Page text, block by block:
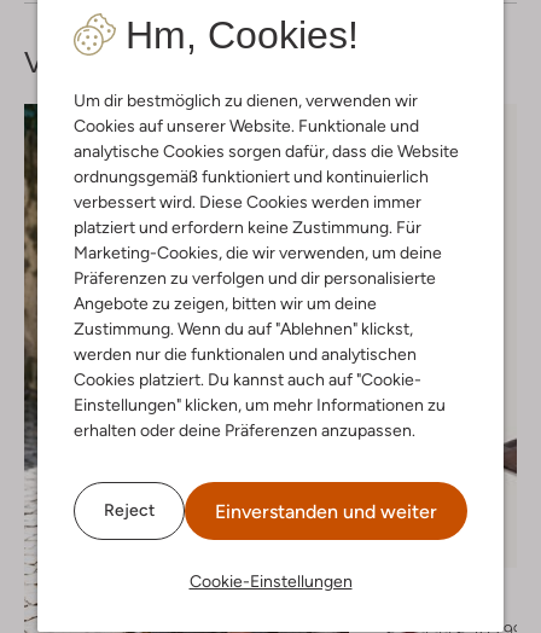
Hm, Cookies!
Um dir bestmöglich zu dienen, verwenden wir
Cookies auf unserer Website. Funktionale und
analytische Cookies sorgen dafür, dass die Website
ordnungsgemäß funktioniert und kontinuierlich
verbessert wird. Diese Cookies werden immer
platziert und erfordern keine Zustimmung. Für
Marketing-Cookies, die wir verwenden, um deine
Präferenzen zu verfolgen und dir personalisierte
Angebote zu zeigen, bitten wir um deine
Zustimmung. Wenn du auf "Ablehnen" klickst,
werden nur die funktionalen und analytischen
Cookies platziert. Du kannst auch auf "Cookie-
Einstellungen" klicken, um mehr Informationen zu
erhalten oder deine Präferenzen anzupassen.
Reject Einverstanden und weiter
Cookie-Einstellungen
Vervollständige deinen